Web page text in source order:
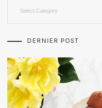
DERNIER POST